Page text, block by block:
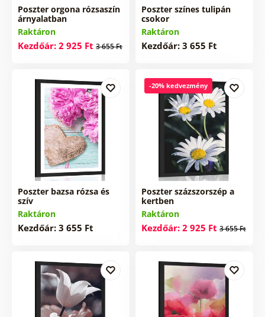
Poszter orgona rózsaszín
árnyalatban
Raktáron
Kezdőár: 2 925 Ft 3 655 Ft
Poszter színes tulipán
csokor
Raktáron
Kezdőár: 3 655 Ft
Poszter bazsa rózsa és
szív
Raktáron
Kezdőár: 3 655 Ft
-20% kedvezmény
Poszter százszorszép a
kertben
Raktáron
Kezdőár: 2 925 Ft 3 655 Ft